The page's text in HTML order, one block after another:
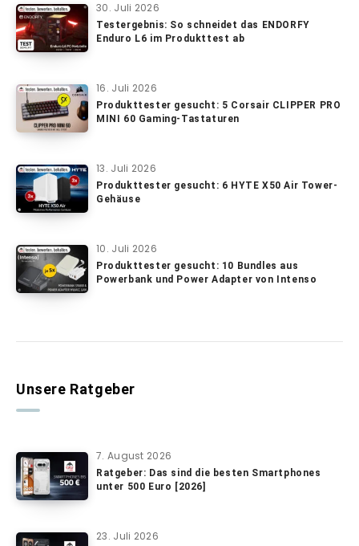
30. Juli 2026
Testergebnis: So schneidet das ENDORFY
Enduro L6 im Produkttest ab
16. Juli 2026
Produkttester gesucht: 5 Corsair CLIPPER PRO
MINI 60 Gaming-Tastaturen
13. Juli 2026
Produkttester gesucht: 6 HYTE X50 Air Tower-
Gehäuse
10. Juli 2026
Produkttester gesucht: 10 Bundles aus
Powerbank und Power Adapter von Intenso
Unsere Ratgeber
7. August 2026
Ratgeber: Das sind die besten Smartphones
unter 500 Euro [2026]
23. Juli 2026